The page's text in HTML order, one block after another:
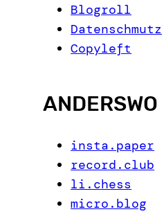
Blogroll
Datenschmutz
Copyleft
ANDERSWO
insta.paper
record.club
li.chess
micro.blog